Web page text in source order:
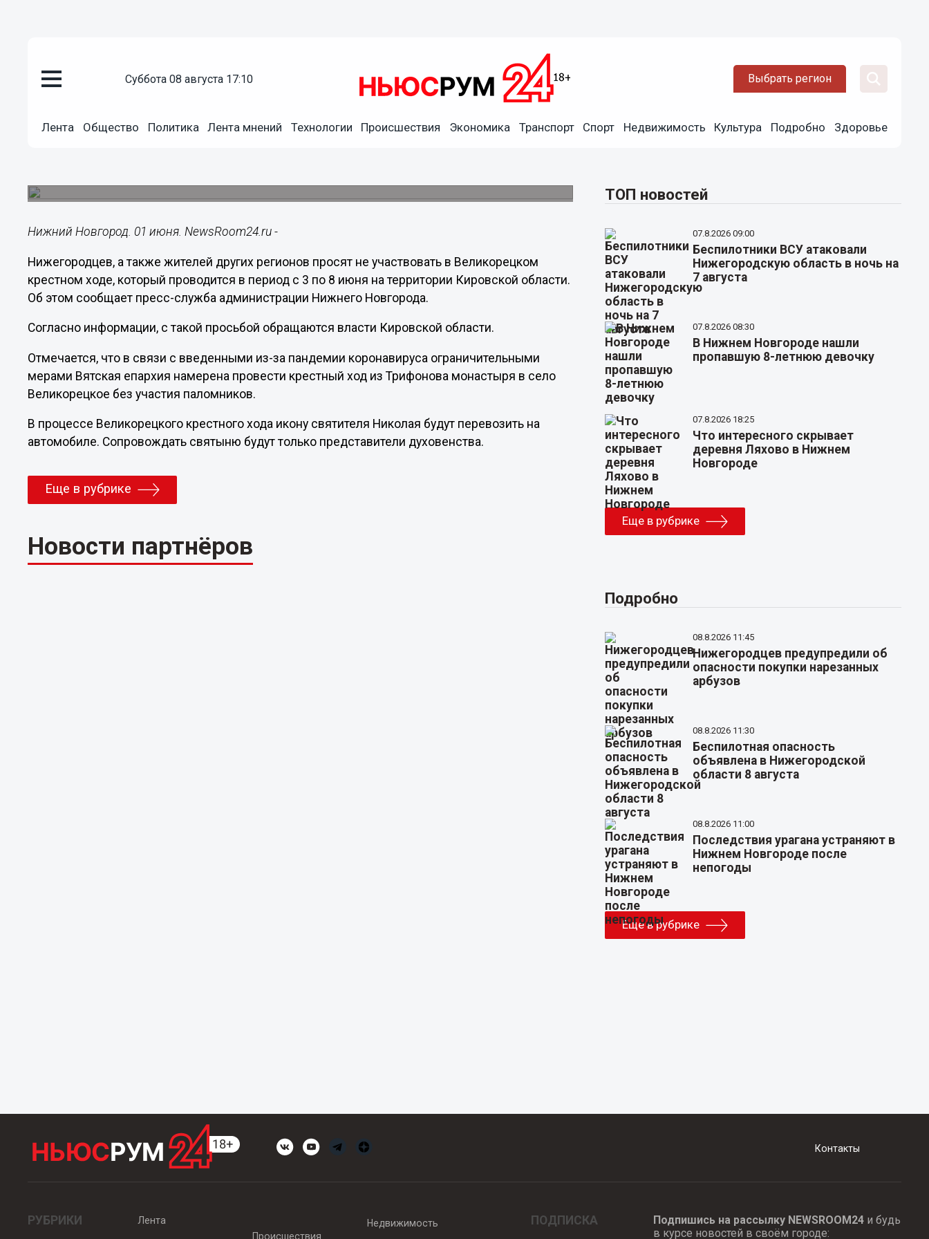
суббота 08 августа 17:10 Выбрать регион
Лента Общество Политика Лента мнений Технологии Происшествия Экономика Транспорт Спорт Недвижимость Культура Подробно Здоровье
Нижегородцев просят не участвовать в Великорецком
Нижний Новгород. 01 июня. NewsRoom24.ru -
Нижегородцев, а также жителей других регионов просят не участвовать в Великорецком
крестном ходе, который проводится в период с 3 по 8 июня на территории Кировской области.
Об этом сообщает пресс-служба администрации Нижнего Новгорода.
Согласно информации, с такой просьбой обращаются власти Кировской области.
Отмечается, что в связи с введенными из-за пандемии коронавируса ограничительными
мерами Вятская епархия намерена провести крестный ход из Трифонова монастыря в село
Великорецкое без участия паломников.
В процессе Великорецкого крестного хода икону святителя Николая будут перевозить на
автомобиле. Сопровождать святыню будут только представители духовенства.
Еще в рубрике
Новости партнёров
ТОП новостей
07.8.2026 09:00
Беспилотники ВСУ атаковали
Нижегородскую область в ночь на
7 августа
07.8.2026 08:30
В Нижнем Новгороде нашли
пропавшую 8-летнюю девочку
07.8.2026 18:25
Что интересного скрывает
деревня Ляхово в Нижнем
Новгороде
Еще в рубрике
Подробно
08.8.2026 11:45
Нижегородцев предупредили об
опасности покупки нарезанных
арбузов
08.8.2026 11:30
Беспилотная опасность
объявлена в Нижегородской
области 8 августа
08.8.2026 11:00
Последствия урагана устраняют в
Нижнем Новгороде после
непогоды
Еще в рубрике
Контакты
РУБРИКИ
Лента
Происшествия
Недвижимость ПОДПИСКА Подпишись на рассылку NEWSROOM24и будь
в курсе новостей в своём городе: